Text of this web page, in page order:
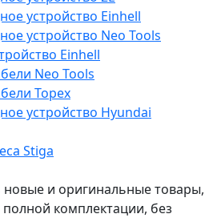
устройство Einhell
устройство Neo Tools
Einhell
Neo Tools
Topex
устройство Hyundai
Stiga
новые и оригинальные товары,
комплектации, без